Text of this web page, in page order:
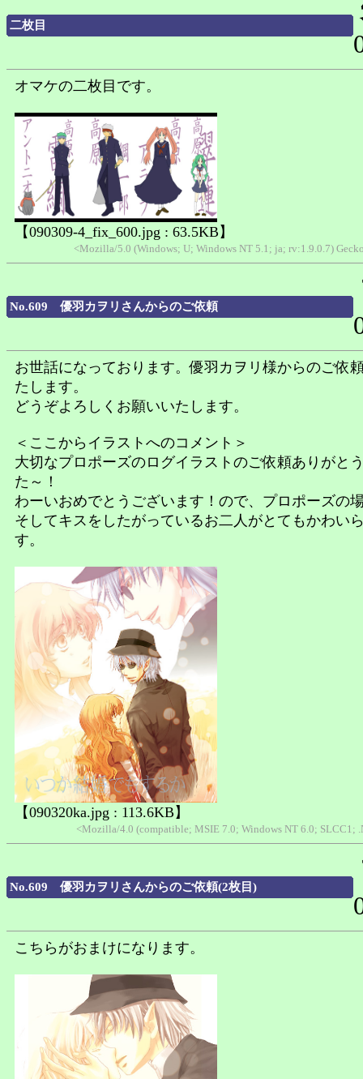
二枚目
オマケの二枚目です。
【090309-4_fix_600.jpg : 63.5KB】
<Mozilla/5.0 (Windows; U; Windows NT 5.1; ja; rv:1.9.0.7)
No.609 優羽カヲリさんからのご依頼
お世話になっております。優羽カヲリ様からのご依
たします。
どうぞよろしくお願いいたします。
＜ここからイラストへのコメント＞
大切なプロポーズのログイラストのご依頼ありがと
た～！
わーいおめでとうございます！ので、プロポーズの
そしてキスをしたがっているお二人がとてもかわい
す。
【090320ka.jpg : 113.6KB】
<Mozilla/4.0 (compatible; MSIE 7.0; Windows NT 6.0; SLCC1;
No.609 優羽カヲリさんからのご依頼(2枚目)
こちらがおまけになります。